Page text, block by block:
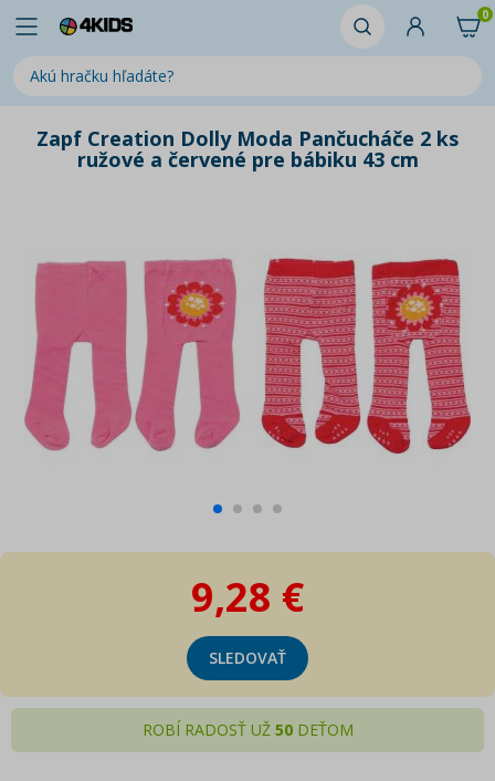
0
Zapf Creation Dolly Moda Pančucháče 2 ks
ružové a červené pre bábiku 43 cm
9,28 €
SLEDOVAŤ
ROBÍ RADOSŤ UŽ 50DEŤOM